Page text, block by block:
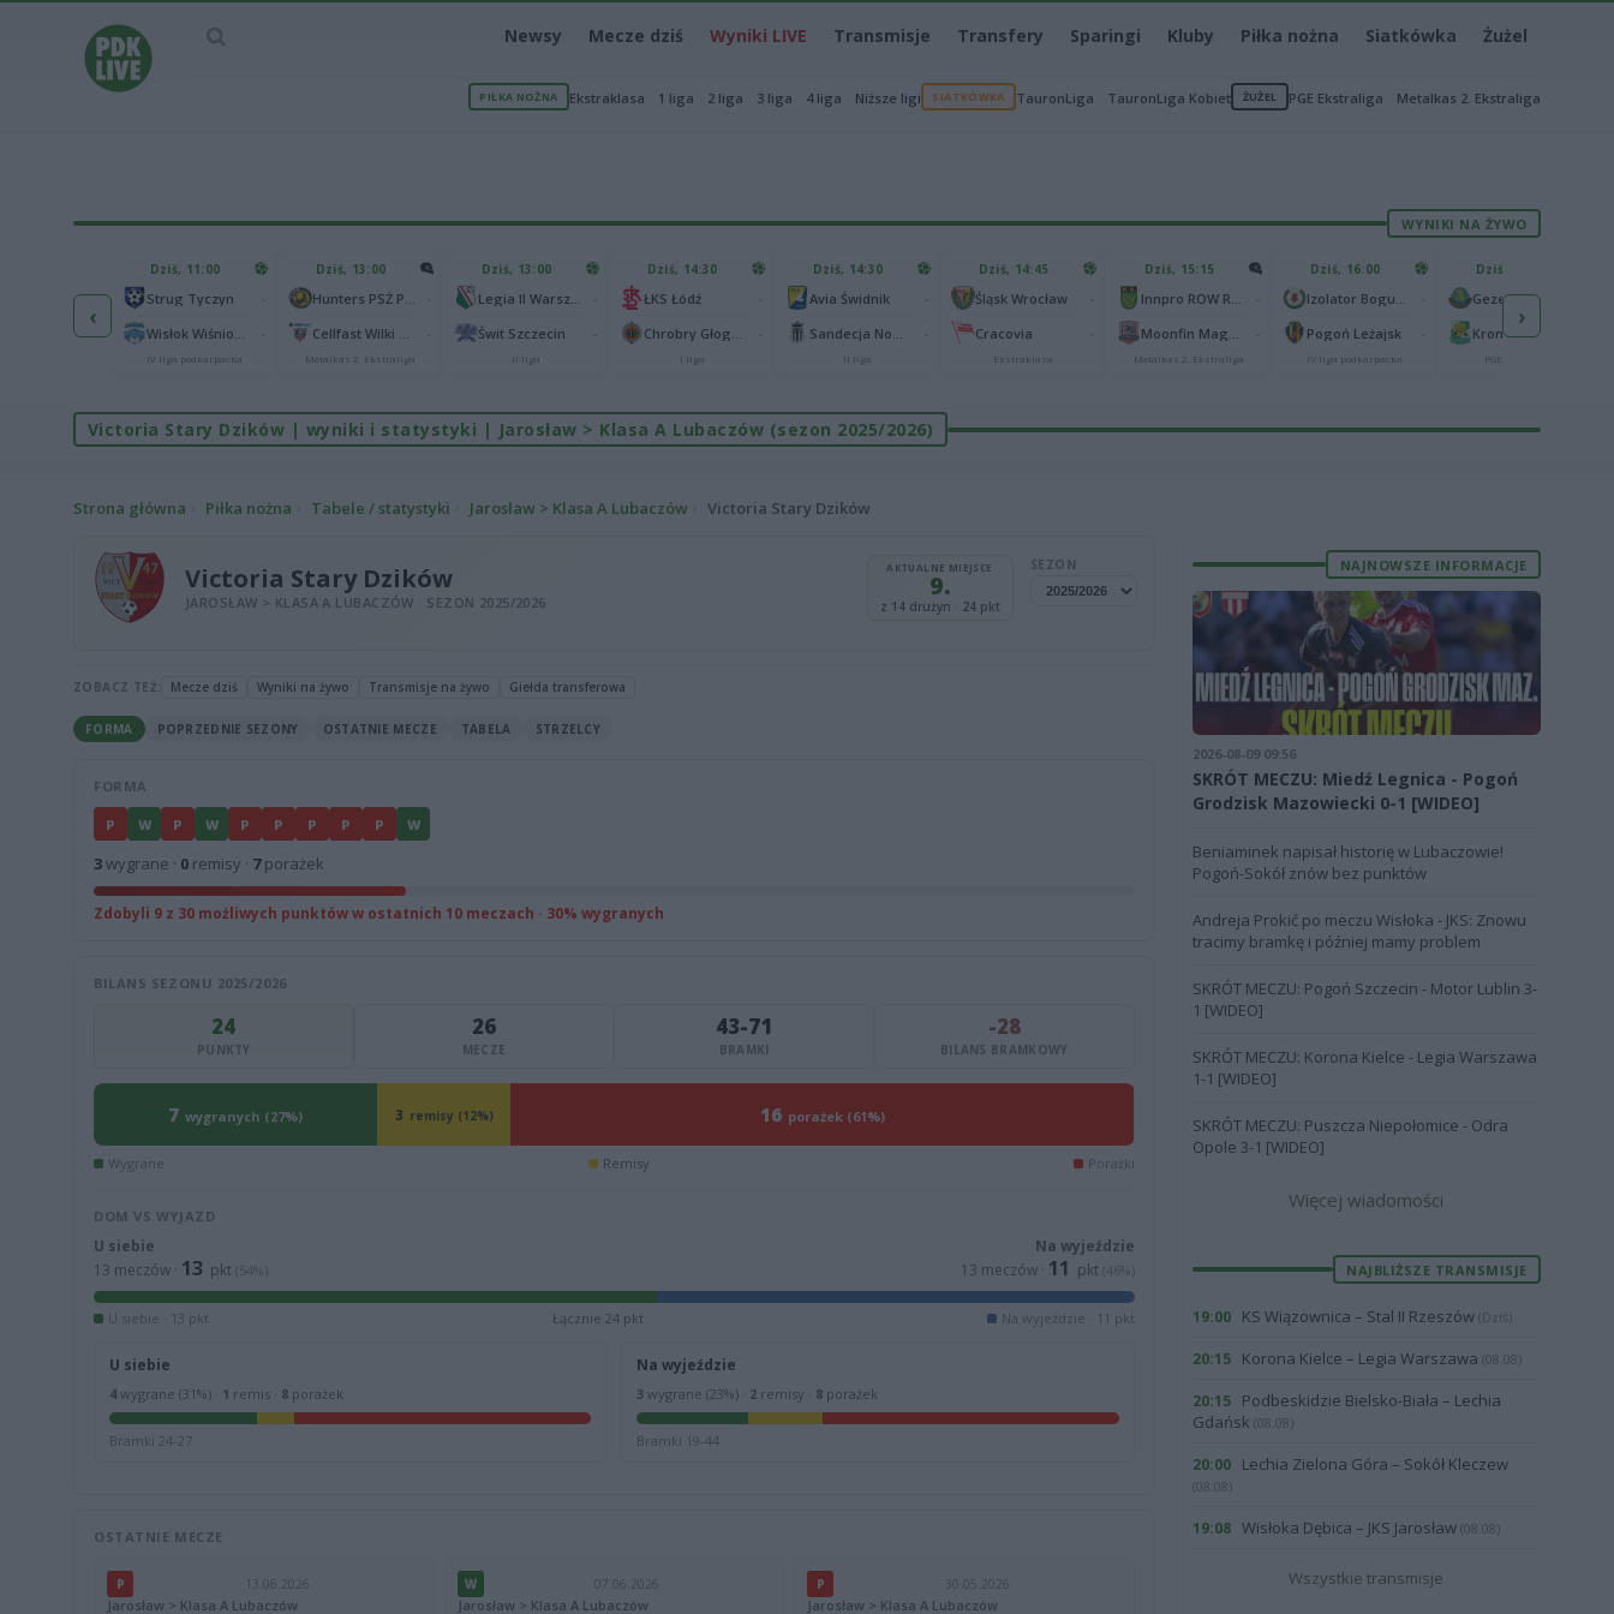
Newsy Mecze dziś Wyniki LIVE Transmisje Transfery Sparingi Kluby Piłka nożna Siatkówka Żużel
PIŁKA NOŻNA Ekstraklasa 1 liga 2 liga 3 liga 4 liga Niższe ligi SIATKÓWKA TauronLiga TauronLiga Kobiet ŻUŻEL PGE Ekstraliga Metalkas 2. Ekstraliga
WYNIKI NA ŻYWO
‹
Podbeskidzie Bielsko-Biała2
Gdańsk 2
Dziś, 11:00
Strug Tyczyn
IV liga podkarpacka
Dziś, 13:00
Metalkas 2. Ekstraliga
Dziś, 13:00
Świt Szczecin
II liga
Dziś, 14:30
ŁKS Łódź
I liga
Dziś, 14:30
Avia Świdnik
II liga
Dziś, 14:45
Śląsk Wrocław
Cracovia
Ekstraklasa
Dziś, 15:15
Metalkas 2. Ekstraliga
Dziś, 16:00
Pogoń Leżajsk
IV liga podkarpacka
Dziś, 17:00
PGE Ekstraliga
›
Victoria Stary Dzików | wyniki i statystyki | Jarosław > Klasa A Lubaczów (sezon 2025/2026)
Strona główna Piłka nożna Tabele / statystyki Jarosław > Klasa A Lubaczów Victoria Stary Dzików
Victoria Stary Dzików
JAROSŁAW > KLASA A LUBACZÓW · SEZON 2025/2026
AKTUALNE MIEJSCE
9.
z 14 drużyn · 24 pkt
SEZON
ZOBACZ TEŻ: Mecze dziś Wyniki na żywo Transmisje na żywo Giełda transferowa
FORMA POPRZEDNIE SEZONY OSTATNIE MECZE TABELA STRZELCY
FORMA
P W P W P P P P P W
3wygrane · 0 remisy · 7porażek
Zdobyli 9 z 30 możliwych punktów w ostatnich 10 meczach · 30% wygranych
BILANS SEZONU 2025/2026
24
PUNKTY
26
MECZE
43-71
BRAMKI
-28
BILANS BRAMKOWY
7 wygranych (27%) 3 remisy (12%) 16 porażek (61%)
Wygrane Remisy Porażki
DOM VS WYJAZD
U siebie
13 meczów · 13 pkt (54%)
Na wyjeździe
13 meczów · 11 pkt (46%)
U siebie · 13 pkt Łącznie 24 pkt Na wyjeździe · 11 pkt
U siebie
4wygrane (31%) · 1 remis · 8 porażek
Bramki 24-27
Na wyjeździe
3 wygrane (23%) · 2 remisy · 8 porażek
Bramki 19-44
OSTATNIE MECZE
P 13.06.2026
Jarosław > Klasa A Lubaczów
W 07.06.2026
Jarosław > Klasa A Lubaczów
P 30.05.2026
Jarosław > Klasa A Lubaczów
NAJNOWSZE INFORMACJE
2026-08-09 09:56
SKRÓT MECZU: Miedź Legnica - Pogoń
Grodzisk Mazowiecki 0-1 [WIDEO]
Beniaminek napisał historię w Lubaczowie!
Pogoń-Sokół znów bez punktów
Andreja Prokić po meczu Wisłoka - JKS: Znowu
tracimy bramkę i później mamy problem
SKRÓT MECZU: Pogoń Szczecin - Motor Lublin 3-
1 [WIDEO]
SKRÓT MECZU: Korona Kielce - Legia Warszawa
1-1 [WIDEO]
SKRÓT MECZU: Puszcza Niepołomice - Odra
Opole 3-1 [WIDEO]
Więcej wiadomości
NAJBLIŻSZE TRANSMISJE
19:00 KS Wiązownica – Stal II Rzeszów (Dziś)
20:15 Korona Kielce – Legia Warszawa (08.08)
20:15
Podbeskidzie Bielsko-Biała – Lechia
Gdańsk (08.08)
20:00 Lechia Zielona Góra – Sokół Kleczew
(08.08)
19:08 Wisłoka Dębica – JKS Jarosław (08.08)
Wszystkie transmisje